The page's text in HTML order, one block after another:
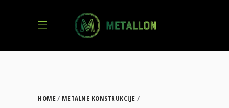
HOME METALNE KONSTRUKCIJE